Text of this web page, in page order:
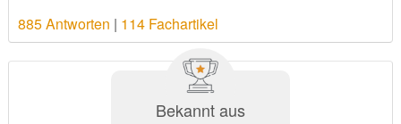
885 Antworten | 114 Fachartikel
Bekannt aus